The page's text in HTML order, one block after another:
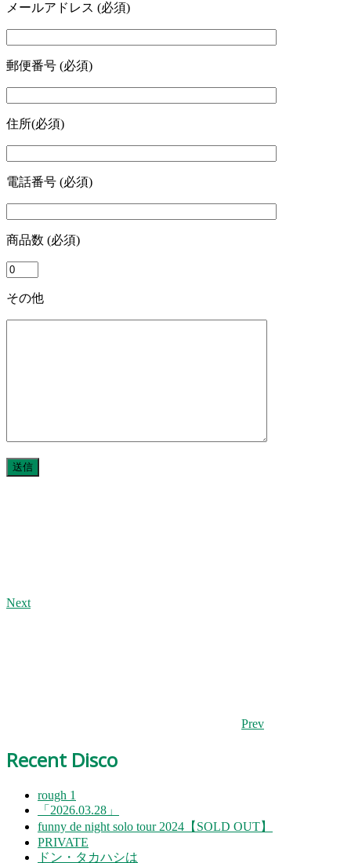
メールアドレス (必須)
郵便番号 (必須)
住所(必須)
電話番号 (必須)
商品数 (必須)
その他
Next
Prev
Recent Disco
rough 1
「2026.03.28」
funny de night solo tour 2024【SOLD OUT】
PRIVATE
ドン・タカハシは